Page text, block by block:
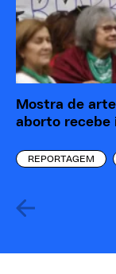
Mostra de
aborto recebe
REPORTAGEM